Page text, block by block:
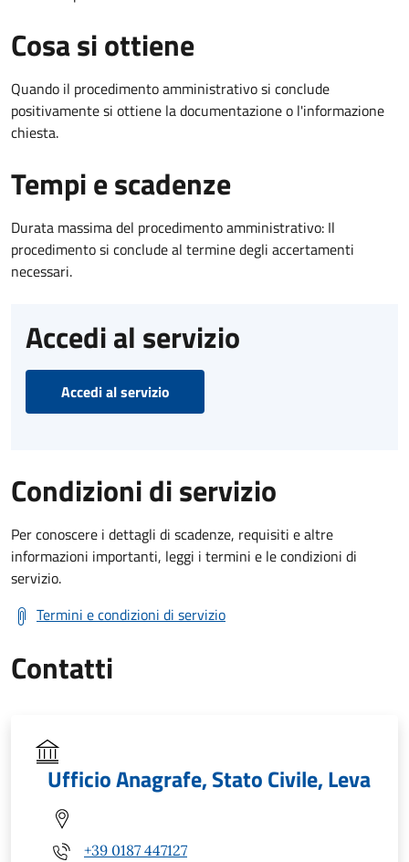
Cosa si ottiene
Quando il procedimento amministrativo si conclude
positivamente si ottiene la documentazione o l'informazione
chiesta.
Tempi e scadenze
Durata massima del procedimento amministrativo: Il
procedimento si conclude al termine degli accertamenti
necessari.
Accedi al servizio
Accedi al servizio
Condizioni di servizio
Per conoscere i dettagli di scadenze, requisiti e altre
informazioni importanti, leggi i termini e le condizioni di
servizio.
Termini e condizioni di servizio
Contatti
Ufficio Anagrafe, Stato Civile, Leva
+39 0187 447127